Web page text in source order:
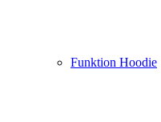
Funktion Hoodie